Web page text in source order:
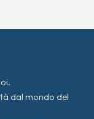
dal mondo del